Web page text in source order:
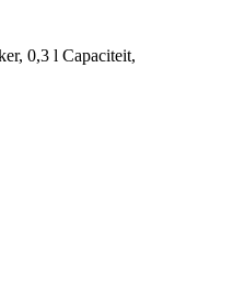
0,3 l Capaciteit,